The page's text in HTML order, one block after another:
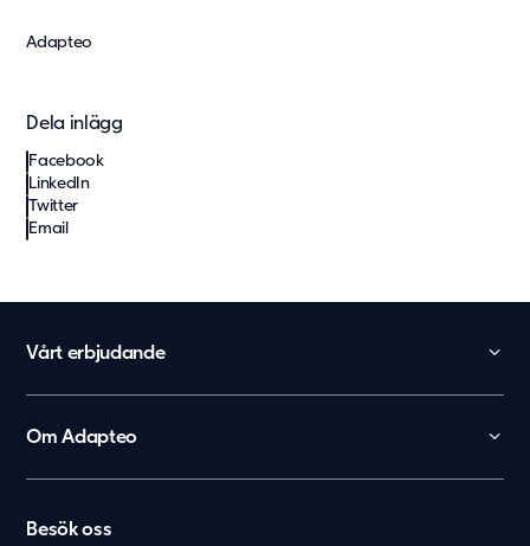
Adapteo
Dela inlägg
Facebook
LinkedIn
Twitter
Email
Vårt erbjudande
Skola
Förskola
Vårdboende
Om Adapteo
Kontakt
Besök oss